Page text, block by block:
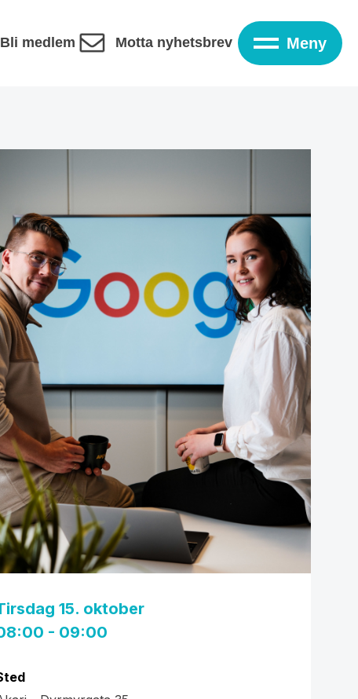
Meny
Bli medlem Motta nyhetsbrev